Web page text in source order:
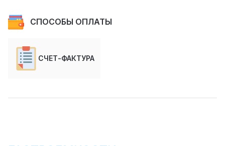
СПОСОБЫ ОПЛАТЫ
СЧЕТ-ФАКТУРА